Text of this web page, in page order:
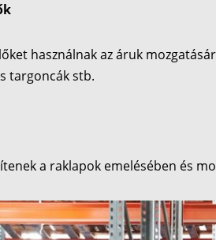
használnak az áruk
targoncák stb.
a raklapok emelésében és